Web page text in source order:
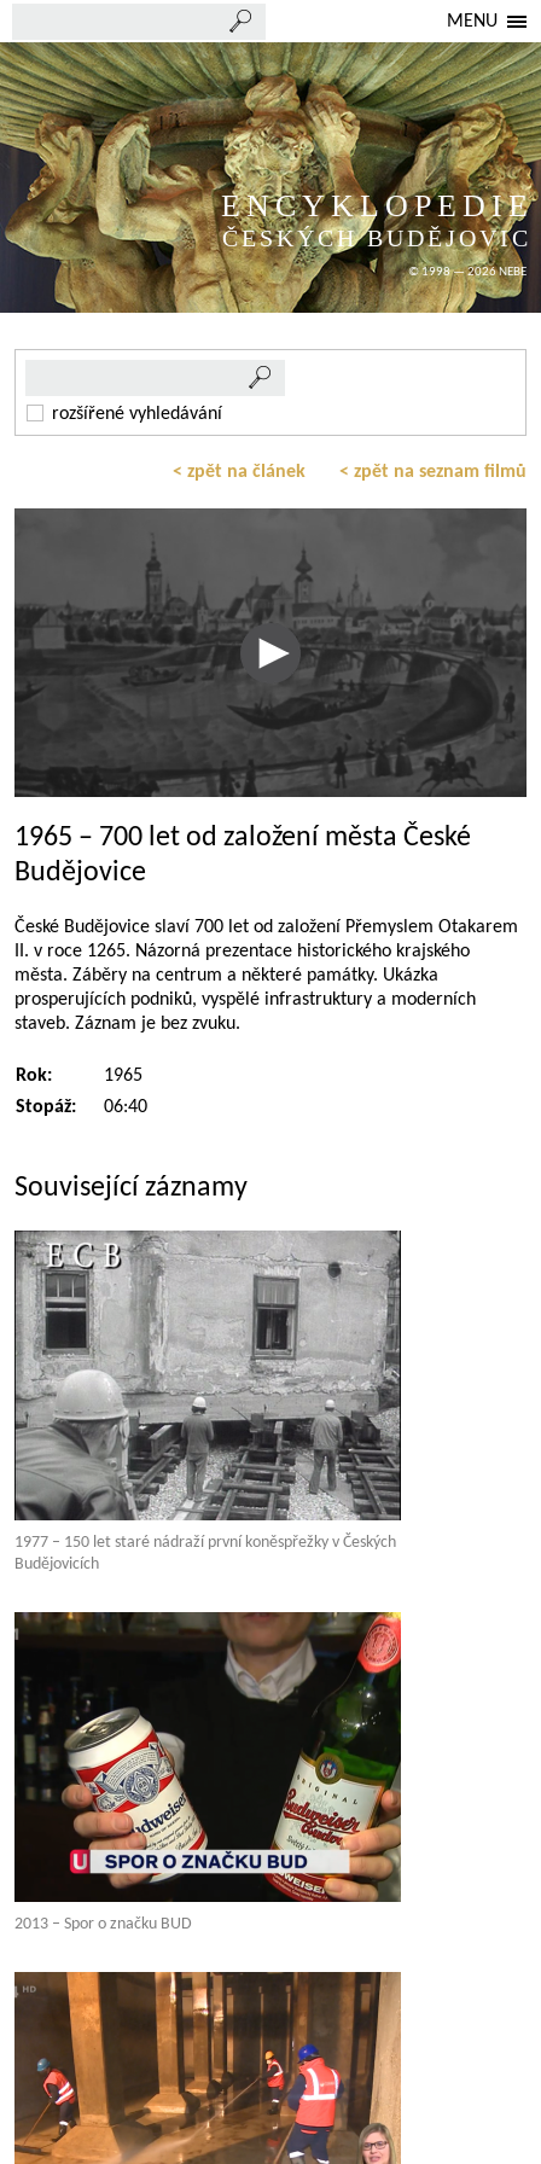
MENU
ENCYKLOPEDIE
ČESKÝCH BUDĚJOVIC
© 1998 — 2026 NEBE
rozšířené vyhledávání
< zpět na článek < zpět na seznam filmů
1965 – 700 let od založení města České
Budějovice
České Budějovice slaví 700 let od založení Přemyslem Otakarem
II. v roce 1265. Názorná prezentace historického krajského
města. Záběry na centrum a některé památky. Ukázka
prosperujících podniků, vyspělé infrastruktury a moderních
staveb. Záznam je bez zvuku.
Rok:
1965
Stopáž:
06:40
Související záznamy
1977 – 150 let staré nádraží první koněspřežky v Českých
Budějovicích
2013 – Spor o značku BUD